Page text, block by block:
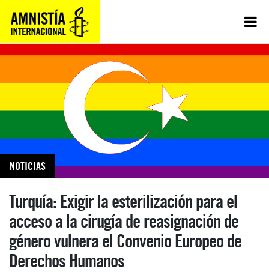
NOTICIAS
Turquía: Exigir la esterilización para el
acceso a la cirugía de reasignación de
género vulnera el Convenio Europeo de
Derechos Humanos